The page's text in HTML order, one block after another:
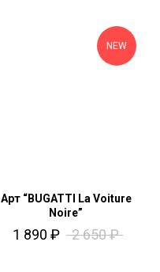
NEW
Арт “BUGATTI La Voiture
Noire”
1 890 ₽ 2 650₽